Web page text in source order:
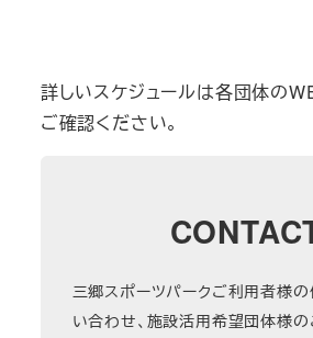
詳しいスケジュールは各団体の
ご確認ください。
三郷スポーツパークご利用者様
い合わせ、施設活用希望団体様の